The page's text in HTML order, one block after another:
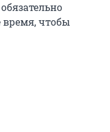
чтобы